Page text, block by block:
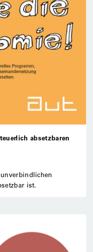
absetzbaren
ist.